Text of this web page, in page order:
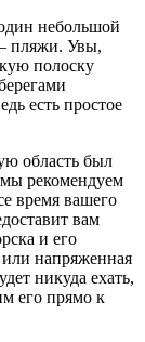
небольшой
пляжи. Увы,
полоску
есть простое
область был
рекомендуем
время вашего
вам
и его
или напряженная
никуда ехать,
его прямо к